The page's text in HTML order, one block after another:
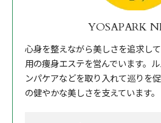
YOSAPARK
心身を整えながら美しさを追求し
用の痩身エステを営んでいます。
ンパケアなどを取り入れて巡りを
の健やかな美しさを支えています。